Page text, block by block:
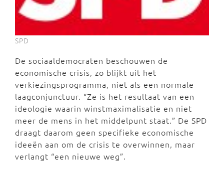
SPD
De sociaaldemocraten beschouwen de
economische crisis, zo blijkt uit het
verkiezingsprogramma, niet als een normale
laagconjunctuur. “Ze is het resultaat van een
ideologie waarin winstmaximalisatie en niet
meer de mens in het middelpunt staat.” De SPD
draagt daarom geen specifieke economische
ideeën aan om de crisis te overwinnen, maar
verlangt “een nieuwe weg”.